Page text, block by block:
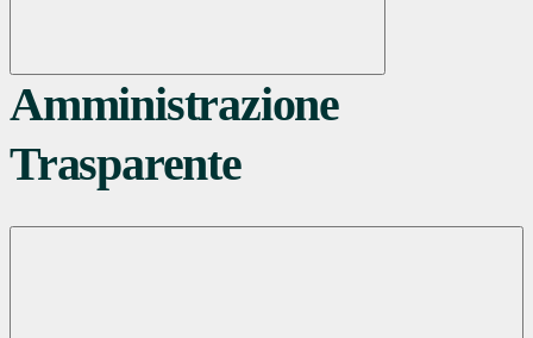
Amministrazione
Trasparente